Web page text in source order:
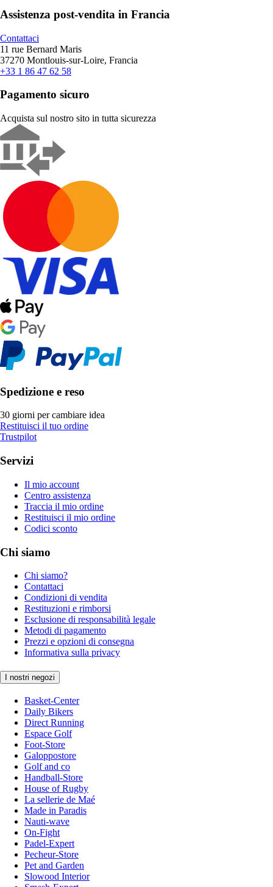
Assistenza post-vendita in Francia
Contattaci
11 rue Bernard Maris
37270 Montlouis-sur-Loire, Francia
+33 1 86 47 62 58
Pagamento sicuro
Acquista sul nostro sito in tutta sicurezza
Spedizione e reso
30 giorni per cambiare idea
Restituisci il tuo ordine
Trustpilot
Servizi
Il mio account
Centro assistenza
Traccia il mio ordine
Restituisci il mio ordine
Codici sconto
Chi siamo
Chi siamo?
Contattaci
Condizioni di vendita
Restituzioni e rimborsi
Esclusione di responsabilità legale
Metodi di pagamento
Prezzi e opzioni di consegna
Informativa sulla privacy
I nostri negozi
Basket-Center
Daily Bikers
Direct Running
Espace Golf
Foot-Store
Galoppostore
Golf and co
Handball-Store
House of Rugby
La sellerie de Maé
Made in Paradis
Nauti-wave
On-Fight
Padel-Expert
Pecheur-Store
Pet and Garden
Slowood Interior